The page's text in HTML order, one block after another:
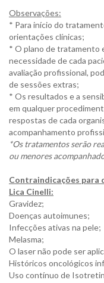
Observações:
* Para início do
orientações clínicas;
* O plano de tratamento
necessidade de cada
avaliação profissional,
de sessões extras;
* Os resultados e a
em qualquer
respostas de cada
acompanhamento
*Os tratamentos serão
ou menores
Contraindicações para
Lica Cinelli:
Gravidez;
Doenças autoimunes;
Infecções ativas na pele;
Melasma;
O laser não pode ser
Históricos oncológicos
Uso contínuo de